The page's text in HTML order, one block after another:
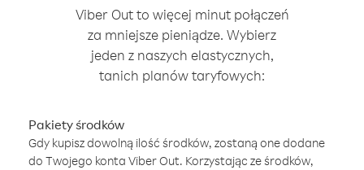
Viber Out to więcej minut połączeń
za mniejsze pieniądze. Wybierz
jeden z naszych elastycznych,
tanich planów taryfowych:
Pakiety środków
Gdy kupisz dowolną ilość środków, zostaną one dodane
do Twojego konta Viber Out. Korzystając ze środków,